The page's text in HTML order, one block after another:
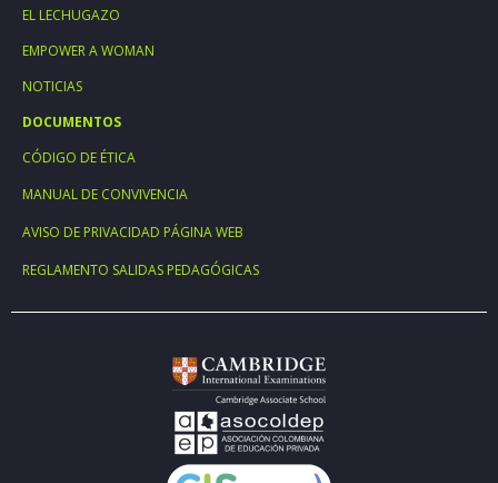
EL LECHUGAZO
EMPOWER A WOMAN
NOTICIAS
DOCUMENTOS
CÓDIGO DE ÉTICA
MANUAL DE CONVIVENCIA
AVISO DE PRIVACIDAD PÁGINA WEB
REGLAMENTO SALIDAS PEDAGÓGICAS